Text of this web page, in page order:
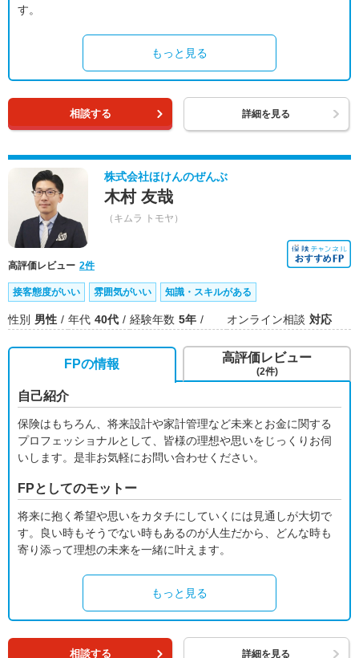
す。
もっと見る
相談する 詳細を見る
株式会社ほけんのぜんぶ
木村 友哉
（キムラ トモヤ）
高評価レビュー 2件
接客態度がいい 雰囲気がいい 知識・スキルがある
性別 男性 年代 40代 経験年数 5年 オンライン相談 対応
FPの情報
自己紹介
保険はもちろん、将来設計や家計管理など未来とお金に関する
プロフェッショナルとして、皆様の理想や思いをじっくりお伺
いします。是非お気軽にお問い合わせください。
FPとしてのモットー
将来に抱く希望や思いをカタチにしていくには見通しが大切で
す。良い時もそうでない時もあるのが人生だから、どんな時も
寄り添って理想の未来を一緒に叶えます。
もっと見る
高評価レビュー
(2件)
相談する 詳細を見る